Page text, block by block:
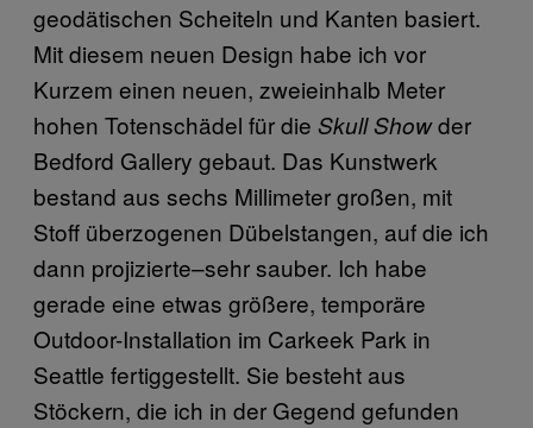
geodätischen Scheiteln und Kanten basiert.
Mit diesem neuen Design habe ich vor
Kurzem einen neuen, zweieinhalb Meter
hohen Totenschädel für die Skull Showder
Bedford Gallery gebaut. Das Kunstwerk
bestand aus sechs Millimeter großen, mit
Stoff überzogenen Dübelstangen, auf die ich
dann projizierte–sehr sauber. Ich habe
gerade eine etwas größere, temporäre
Outdoor-Installation im Carkeek Park in
Seattle fertiggestellt. Sie besteht aus
Stöckern, die ich in der Gegend gefunden